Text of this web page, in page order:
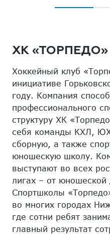
ХК «ТОРПЕДО»
Хоккейный клуб
инициативе
году. Компания
профессионального
структуру ХК
себя команды КХЛ,
сборную, а также
юношескую школу.
выступают во всех
лигах – от юношеской
Спортшколы
во многих городах
где сотни ребят
главный результат